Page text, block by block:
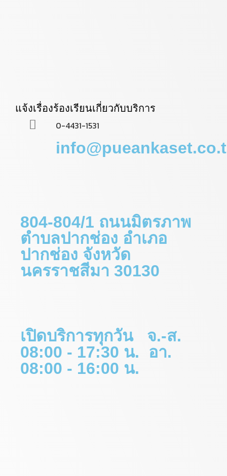
แจ้งเรื่องร้องเรียนเกี่ยวกับบริการ
0-4431-1531
804-804/1 ถนนมิตรภาพ
ตำบลปากช่อง อำเภอ
ปากช่อง จังหวัด
นครราชสีมา 30130
เปิดบริการทุกวัน จ.-ส.
08:00 - 17:30 น. อา.
08:00 - 16:00 น.